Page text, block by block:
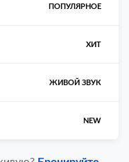
ПОПУЛЯРНОЕ
ХИТ
ЖИВОЙ ЗВУК
NEW